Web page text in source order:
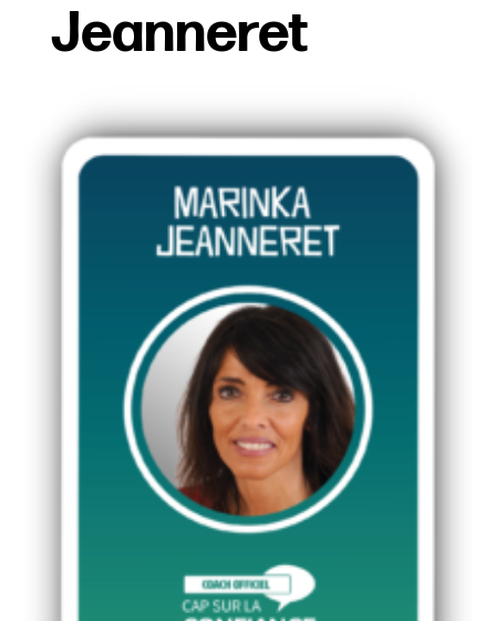
Jeanneret